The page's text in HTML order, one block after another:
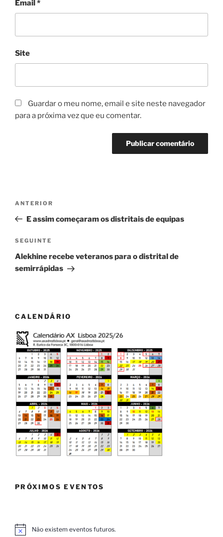
Email *
Site
Guardar o meu nome, email e site neste navegador
para a próxima vez que eu comentar.
artigos
Conteúdo
anterior
ANTERIOR
E assim começaram os distritais de equipas
Conteúdo
seguinte
SEGUINTE
Alekhine recebe veteranos para o distrital de
semirrápidas
CALENDÁRIO
PRÓXIMOS EVENTOS
A
Não existem eventos futuros.